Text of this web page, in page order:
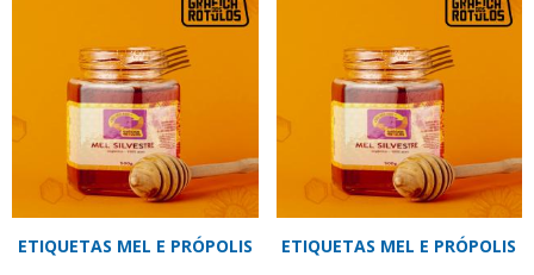
ETIQUETAS MEL E PRÓPOLIS ETIQUETAS MEL E PRÓPOLIS